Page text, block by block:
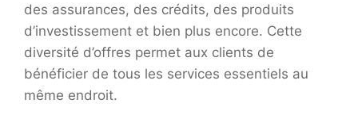
des assurances, des crédits, des produits
d’investissement et bien plus encore. Cette
diversité d’offres permet aux clients de
bénéficier de tous les services essentiels au
même endroit.